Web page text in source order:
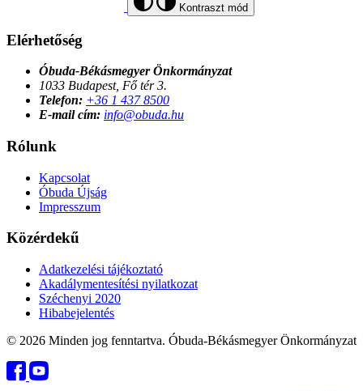
Kontraszt mód
Elérhetőség
Óbuda-Békásmegyer Önkormányzat
1033 Budapest, Fő tér 3.
Telefon: +36 1 437 8500
E-mail cím: info@obuda.hu
Rólunk
Kapcsolat
Óbuda Újság
Impresszum
Közérdekű
Adatkezelési tájékoztató
Akadálymentesítési nyilatkozat
Széchenyi 2020
Hibabejelentés
© 2026 Minden jog fenntartva. Óbuda-Békásmegyer Önkormányzat